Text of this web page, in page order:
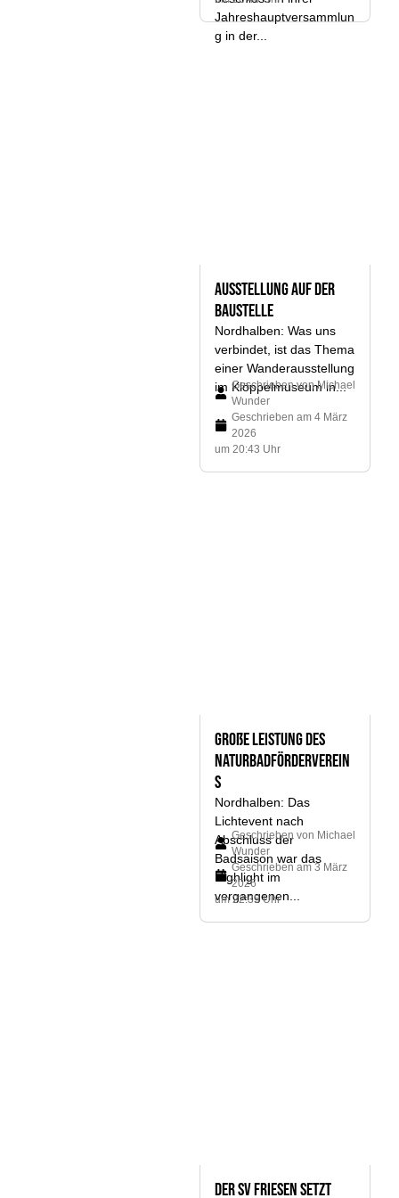
Jahreshauptversammlun
g in der...
Ausstellung auf der
Baustelle
Nordhalben: Was uns
verbindet, ist das Thema
einer Wanderausstellung
im Klöppelmuseum in...
Geschrieben vonMichael
Wunder
Geschrieben am 4 März
2026
um 20:43 Uhr
Große Leistung des
Naturbadförderverein
s
Nordhalben: Das
Lichtevent nach
Abschluss der
Badsaison war das
Highlight im
vergangenen...
Geschrieben von Michael
Wunder
Geschrieben am 3 März
2026
um 22:35 Uhr
Der SV Friesen setzt